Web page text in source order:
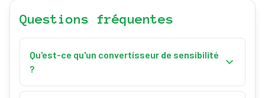
Questions fréquentes
Qu'est-ce qu'un convertisseur de sensibilité
?
Un convertisseur de sensibilité change la sensibilité